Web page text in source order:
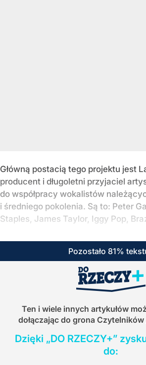
Główną postacią tego projektu jest
producent i długoletni przyjaciel
do współpracy wokalistów
i średniego pokolenia. Są to: Peter
Staples, James Taylor, Iggy Pop,
Pozostało 81%
Ten i wiele innych artykułów
dołączając do grona Czytelników
Dzięki „DO RZECZY+”
do: